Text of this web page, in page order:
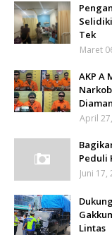
Tek
Maret
AKP A
April
Peduli
Juni 17,
Lintas